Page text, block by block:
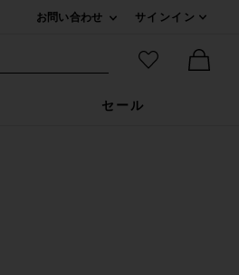
お問い合わせ
サインイン
サイト検索
お気に入り
セール